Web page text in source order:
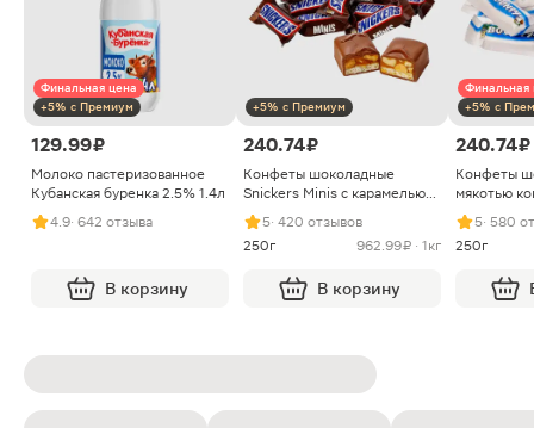
Финальная цена
+5% с Премиум
129.99 ₽
Молоко пастеризованное
Кубанская буренка 2.5% 1.4л
4.9· 642 отзыва
В корзину
+5% с Премиум
240.74 ₽
Конфеты шоколадные
Snickers Minis с карамелью
арахисом и нугой
5· 420 отзывов
250г
962.99 ₽ · 1кг
В корзину
Финальная
+5% с
240.74 ₽
Конфеты
мякотью
5· 580
250г